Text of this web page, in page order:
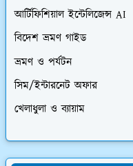
আর্টিফিশিয়াল ইন্টেলিজেন্স AI
বিদেশ ভ্রমণ গাইড
ভ্রমণ ও পর্যটন
সিম/ইন্টারনেট অফার
খেলাধুলা ও ব্যায়াম